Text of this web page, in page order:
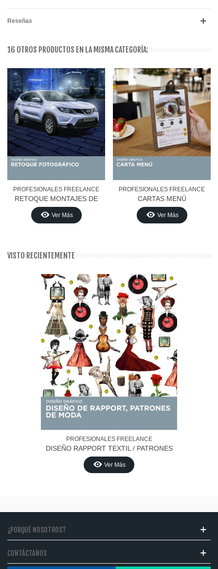
Reseñas
16 OTROS PRODUCTOS EN LA MISMA CATEGORÍA:
PROFESIONALES FREELANCE
RETOQUE MONTAJES DE
FOTOGRAFIA
PUBLICITARIO
Ver Más
PROFESIONALES FREELANCE
CARTAS MENÚ
Ver Más
VISTO RECIENTEMENTE
PROFESIONALES FREELANCE
DISEÑO RAPPORT TEXTIL / PATRONES
MODA
Ver Más
¿PORQUÉ NOSOTROS?
CONTÁCTANOS